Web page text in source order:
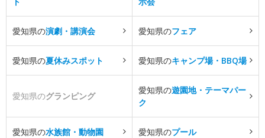
愛知県の演劇・講演会 愛知県のフェア
愛知県の夏休みスポット 愛知県のキャンプ場・BBQ場
愛知県のグランピング
愛知県の遊園地・テーマパー
ク
愛知県の水族館・動物園 愛知県のプール